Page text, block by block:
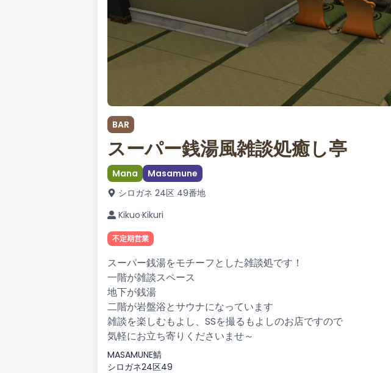
BAR
スーパー銭湯風雑談処癒し亭
Mana Masamune
シロガネ 24区 49番地
Kikuo·Kikuri
不定期営業
スーパー銭湯をモチーフとした雑談処です！
一階が雑談スペース
地下が銭湯
二階が岩盤浴とサウナになっています
雑談を楽しむもよし、SSを撮るもよしのお店ですので
気軽にお立ち寄りくださいませ～
MASAMUNE鯖
シロガネ24区49